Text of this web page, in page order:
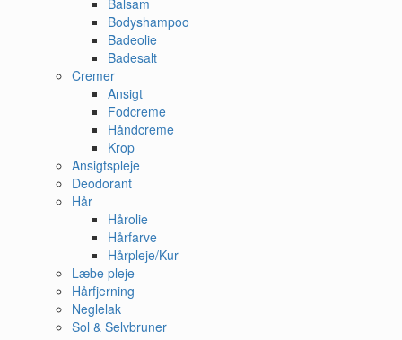
Balsam
Bodyshampoo
Badeolie
Badesalt
Cremer
Ansigt
Fodcreme
Håndcreme
Krop
Ansigtspleje
Deodorant
Hår
Hårolie
Hårfarve
Hårpleje/Kur
Læbe pleje
Hårfjerning
Neglelak
Sol & Selvbruner